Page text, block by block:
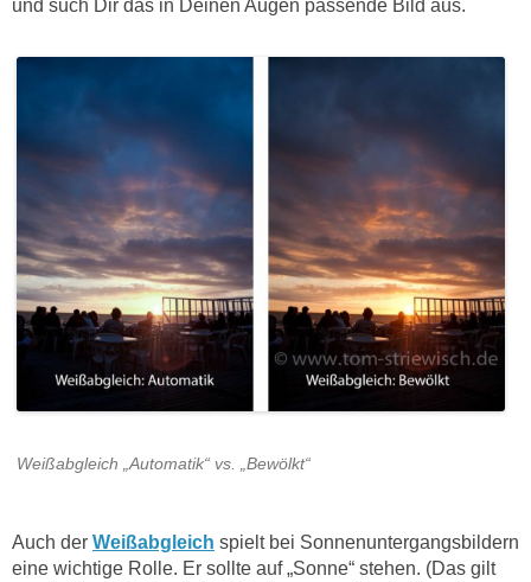
und such Dir das in Deinen Augen passende Bild aus.
Weißabgleich „Automatik“ vs. „Bewölkt“
Auch der Weißabgleich spielt bei Sonnenuntergangsbildern
eine wichtige Rolle. Er sollte auf „Sonne“ stehen. (Das gilt